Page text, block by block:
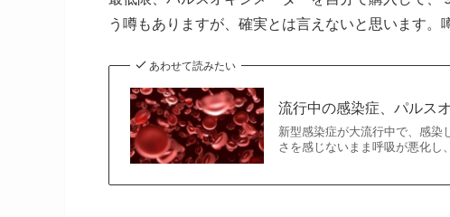
う噂もありますが、確実とは言えないと思います。
あわせて読みたい
流行中の感染症、パルス
新型感染症が大流行中で、感染
さを感じないまま呼吸が悪化